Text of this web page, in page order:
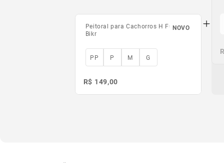
NOVO
Peitoral para Cachorros H Fuse
Bikr
PP P M G
R$ 149,00